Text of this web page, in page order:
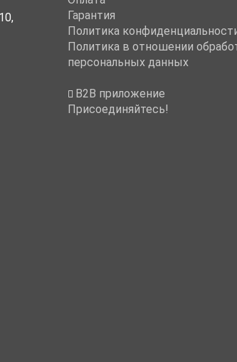
Гарантия
Политика
Политика в отношении
персональных данных
B2B приложение
Присоединяйтесь!